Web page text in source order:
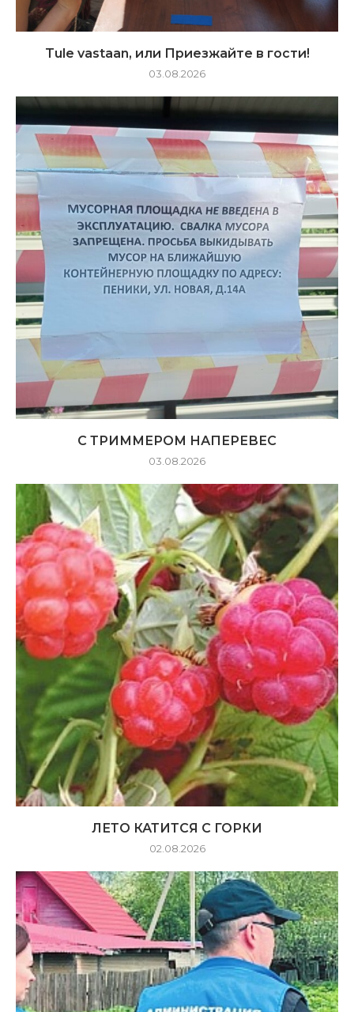
Tule vastaan, или Приезжайте в гости!
03.08.2026
С ТРИММЕРОМ НАПЕРЕВЕС
03.08.2026
ЛЕТО КАТИТСЯ С ГОРКИ
02.08.2026